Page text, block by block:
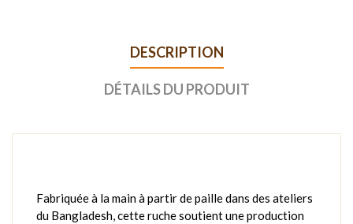
DESCRIPTION
DÉTAILS DU PRODUIT
Fabriquée à la main à partir de paille dans des ateliers
du Bangladesh, cette ruche soutient une production